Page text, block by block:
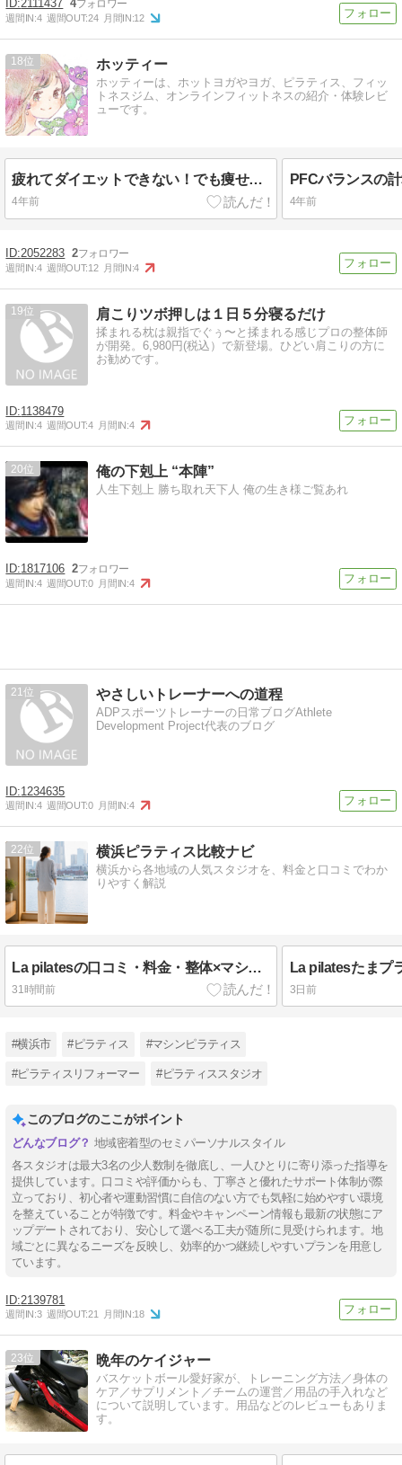
2111437 4
週間IN:4 週間OUT:24 月間IN:12
18 ホッティー
ホッティーは、ホットヨガやヨガ、ピラティス、フィッ
トネスジム、オンラインフィットネスの紹介・体験レビ
ューです。
疲れてダイエットできない！でも痩せたい！どうすればいい？
4年前 4年前
2052283 2
週間IN:4 週間OUT:12 月間IN:4
19 肩こりツボ押しは１日５分寝るだけ
揉まれる枕は親指でぐぅ〜と揉まれる感じプロの整体師
が開発。6,980円(税込）で新登場。ひどい肩こりの方に
お勧めです。
1138479
週間IN:4 週間OUT:4 月間IN:4
20 俺の下剋上 “本陣”
人生下剋上 勝ち取れ天下人 俺の生き様ご覧あれ
1817106 2
週間IN:4 週間OUT:0 月間IN:4
21 やさしいトレーナーへの道程
ADPスポーツトレーナーの日常ブログAthlete
Development Project代表のブログ
1234635
週間IN:4 週間OUT:0 月間IN:4
22 横浜ピラティス比較ナビ
横浜から各地域の人気スタジオを、料金と口コミでわか
りやすく解説
La pilatesの口コミ・料金・整体×マシンピラティスの魅力を解説
31時間前 3日前
#横浜市 #ピラティス #マシンピラティス
#ピラティスリフォーマー #ピラティススタジオ
このブログのここがポイント
地域密着型のセミパーソナルスタイル
各スタジオは最大3名の少人数制を徹底し、一人ひとりに寄り添った指導を
提供しています。口コミや評価からも、丁寧さと優れたサポート体制が際
立っており、初心者や運動習慣に自信のない方でも気軽に始めやすい環境
を整えていることが特徴です。料金やキャンペーン情報も最新の状態にア
ップデートされており、安心して選べる工夫が随所に見受けられます。地
域ごとに異なるニーズを反映し、効率的かつ継続しやすいプランを用意し
ています。
2139781
週間IN:3 週間OUT:21 月間IN:18
23 晩年のケイジャー
バスケットボール愛好家が、トレーニング方法／身体の
ケア／サプリメント／チームの運営／用品の手入れなど
について説明しています。用品などのレビューもありま
す。